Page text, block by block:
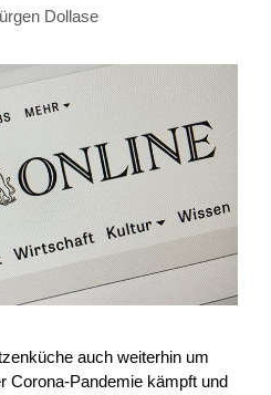
Dollase
auch weiterhin um
Corona-Pandemie kämpft und